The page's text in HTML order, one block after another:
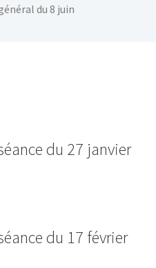
du 8 juin
du 27 janvier
du 17 février